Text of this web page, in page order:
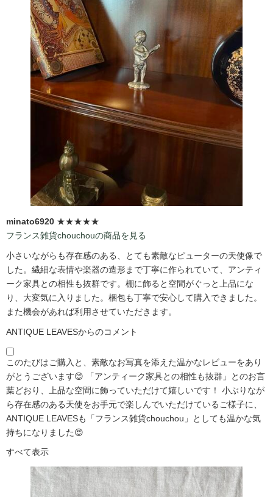
minato6920 ★★★★★
フランス雑貨chouchouの商品を見る
小さいながらも存在感のある、とても素敵なピューターの天使像で
した。繊細な表情や楽器の造形まで丁寧に作られていて、アンティ
ーク家具との相性も抜群です。棚に飾ると空間がぐっと上品にな
り、大変気に入りました。梱包も丁寧で安心して購入できました。
また機会があれば利用させていただきます。
ANTIQUE LEAVESからのコメント
このたびはご購入と、素敵なお写真を添えた温かなレビューをあり
がとうございます😊 「アンティーク家具との相性も抜群」とのお言
葉どおり、上品な空間に飾っていただけて嬉しいです！ 小ぶりなが
ら存在感のある天使をお手元で楽しんでいただけているご様子に、
ANTIQUE LEAVESも「フランス雑貨chouchou」としても温かな気
持ちになりました😍
すべて表示